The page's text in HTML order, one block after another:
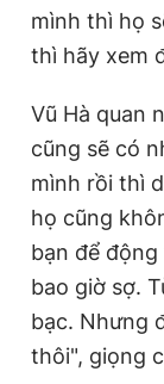
mình thì họ
thì hãy xem
Vũ Hà quan
cũng sẽ có
mình rồi thì
họ cũng
bạn để
bao giờ sợ.
bạc. Nhưng
thôi", giọng